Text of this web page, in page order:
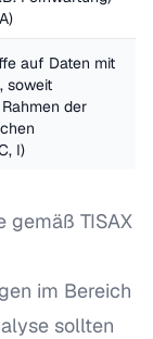
auf Daten mit
soweit
der
I)
gemäß TISAX
im Bereich
sollten